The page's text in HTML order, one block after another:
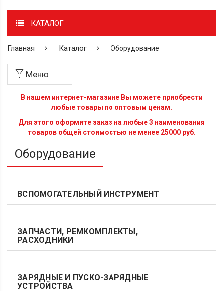
КАТАЛОГ
Главная Каталог Оборудование
Меню
В нашем интернет-магазине Вы можете приобрести
любые товары по оптовым ценам.
Для этого оформите заказ на любые 3 наименования
товаров общей стоимостью не менее 25000 руб.
Оборудование
ВСПОМОГАТЕЛЬНЫЙ ИНСТРУМЕНТ
ЗАПЧАСТИ, РЕМКОМПЛЕКТЫ,
РАСХОДНИКИ
ЗАРЯДНЫЕ И ПУСКО-ЗАРЯДНЫЕ
УСТРОЙСТВА